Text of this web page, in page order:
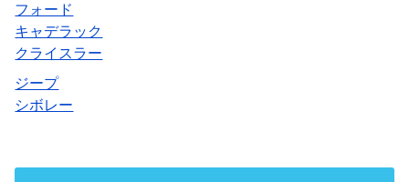
フォード
キャデラック
クライスラー
ジープ
シボレー